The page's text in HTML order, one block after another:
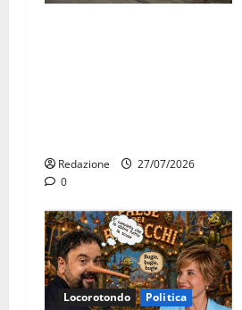
Redazione
27/07/2026
0
Locorotondo
Politica